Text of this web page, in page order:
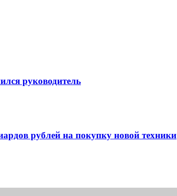
руководитель
рублей на покупку новой техники